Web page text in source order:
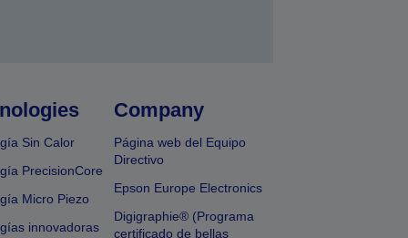
Sin Calor
PrecisionCore
Micro Piezo
innovadoras
Company
Página web del Equipo
Directivo
Epson Europe Electronics
Digigraphie® (Programa
certificado de bellas